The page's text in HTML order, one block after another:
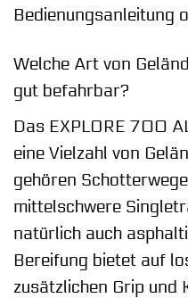
Bedienungsanleitung
Welche Art von
gut befahrbar?
Das EXPLORE 700
eine Vielzahl von
gehören
mittelschwere
natürlich auch
Bereifung bietet auf
zusätzlichen Grip und